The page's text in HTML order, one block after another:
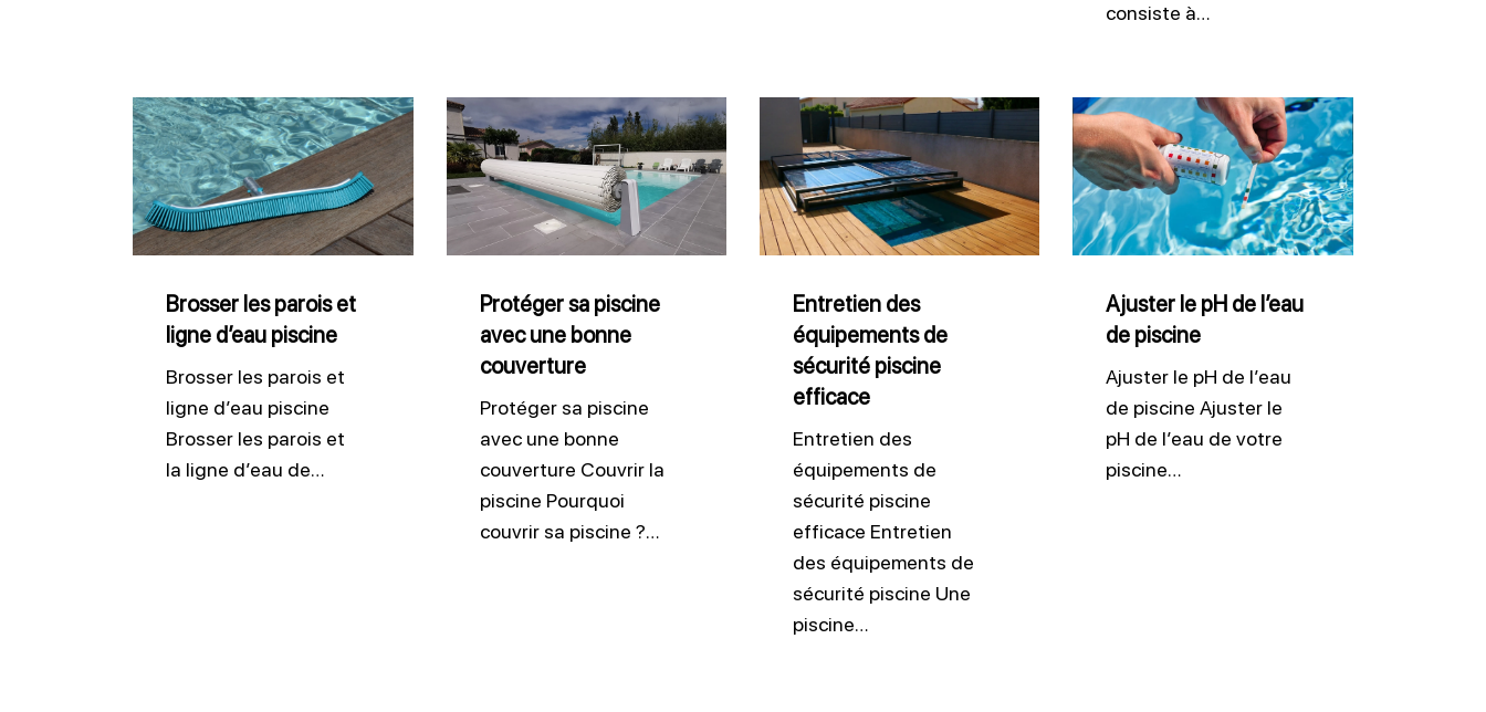
consiste à…
Brosser
les
parois
et
ligne
d’eau
piscine
Brosser les parois et
ligne d’eau piscine
Brosser les parois et
ligne d’eau piscine
Brosser les parois et
la ligne d’eau de…
Protéger
sa
piscine
avec
une
bonne
couverture
Protéger sa piscine
avec une bonne
couverture
Protéger sa piscine
avec une bonne
couverture Couvrir la
piscine Pourquoi
couvrir sa piscine ?…
Entretien
des
équipements
de
sécurité
piscine
efficace
Entretien des
équipements de
sécurité piscine
efficace
Entretien des
équipements de
sécurité piscine
efficace Entretien
des équipements de
sécurité piscine Une
piscine…
Ajuster
le
pH
de
l’eau
piscine
Ajuster le pH de l’eau
de piscine
Ajuster le pH de l’eau
de piscine Ajuster le
pH de l’eau de votre
piscine…